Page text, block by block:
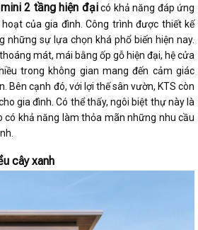
2 tầng hiện đạicó khả năng đáp ứng
của gia đình. Công trình được thiết kế
những sự lựa chọn khá phổ biến hiện nay.
mát, mái bằng ốp gỗ hiện đại, hệ cửa
trong không gian mang đến cảm giác
Bên cạnh đó, với lợi thế sân vườn, KTS còn
gia đình. Có thể thấy, ngôi biệt thự này là
khả năng làm thỏa mãn những nhu cầu
cây xanh